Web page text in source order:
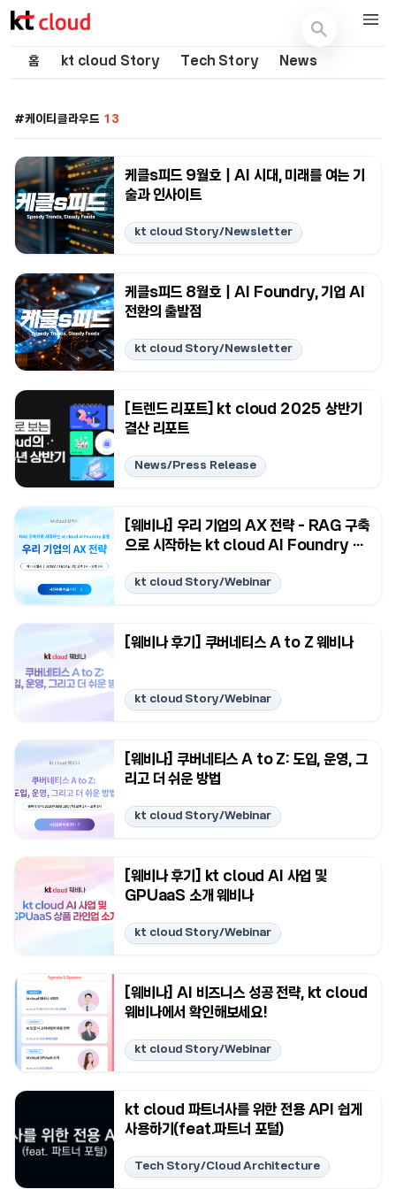
기술 블로그 (Tech) | kt cloud
홈 kt cloud Story Tech Story News
케이티클라우드 13
케클s피드 9월호｜AI 시대, 미래를 여는 기
술과 인사이트
kt cloud Story/Newsletter
케클s피드 8월호｜AI Foundry, 기업 AI
전환의 출발점
kt cloud Story/Newsletter
[트렌드 리포트] kt cloud 2025 상반기
결산 리포트
News/Press Release
[웨비나] 우리 기업의 AX 전략 - RAG 구축
으로 시작하는 kt cloud AI Foundry 활
kt cloud Story/Webinar
[웨비나 후기] 쿠버네티스 A to Z 웨비나
kt cloud Story/Webinar
[웨비나] 쿠버네티스 A to Z: 도입, 운영, 그
리고 더 쉬운 방법
kt cloud Story/Webinar
[웨비나 후기] kt cloud AI 사업 및
GPUaaS 소개 웨비나
kt cloud Story/Webinar
[웨비나] AI 비즈니스 성공 전략, kt cloud
웨비나에서 확인해보세요!
kt cloud Story/Webinar
kt cloud 파트너사를 위한 전용 API 쉽게
사용하기(feat.파트너 포털)
Tech Story/Cloud Architecture